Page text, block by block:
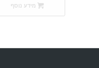
מידע נוסף